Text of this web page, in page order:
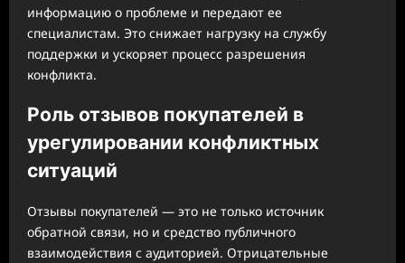
информацию о проблеме и передают ее
специалистам. Это снижает нагрузку на службу
поддержки и ускоряет процесс разрешения
конфликта.
Роль отзывов покупателей в
урегулировании конфликтных
ситуаций
Отзывы покупателей — это не только источник
обратной связи, но и средство публичного
взаимодействия с аудиторией. Отрицательные